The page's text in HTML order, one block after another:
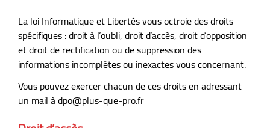
La loi Informatique et Libertés vous octroie des droits
spécifiques : droit à l’oubli, droit d’accès, droit d’opposition
et droit de rectification ou de suppression des
informations incomplètes ou inexactes vous concernant.
Vous pouvez exercer chacun de ces droits en adressant
un mail àdpo@plus-que-pro.fr